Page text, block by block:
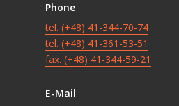
Phone
tel. (+48) 41-344-70-74
tel. (+48) 41-361-53-51
fax. (+48) 41-344-59-21
E-Mail